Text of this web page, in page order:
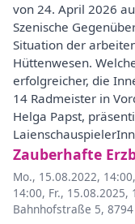
von 24. April 2026
Szenische
Situation der
Hüttenwesen.
erfolgreicher, die
14 Radmeister in
Helga Papst,
Zauberhafte
Mo., 15.08.2022, 14:00,
14:00, Fr., 15.08.2025,
Bahnhofstraße 5,